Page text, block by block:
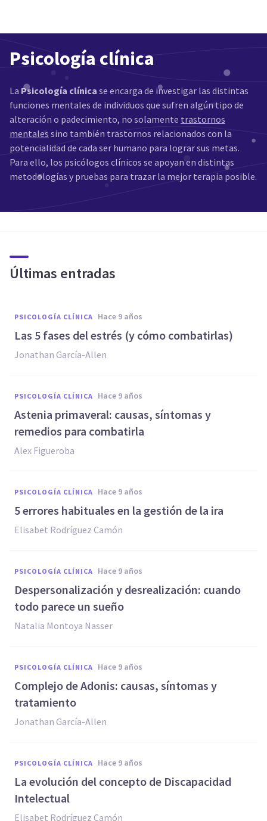
Psicología clínica
La Psicología clínica se encarga de investigar las distintas
funciones mentales de individuos que sufren algún tipo de
alteración o padecimiento, no solamente trastornos
mentales sino también trastornos relacionados con la
potencialidad de cada ser humano para lograr sus metas.
Para ello, los psicólogos clínicos se apoyan en distintas
metodologías y pruebas para trazar la mejor terapia posible.
Últimas entradas
PSICOLOGÍA CLÍNICA hace 9 años
Las 5 fases del estrés (y cómo combatirlas)
Jonathan García-Allen
PSICOLOGÍA CLÍNICA hace 9 años
Astenia primaveral: causas, síntomas y
remedios para combatirla
Alex Figueroba
PSICOLOGÍA CLÍNICA hace 9 años
5 errores habituales en la gestión de la ira
Elisabet Rodríguez Camón
PSICOLOGÍA CLÍNICA hace 9 años
Despersonalización y desrealización: cuando
todo parece un sueño
Natalia Montoya Nasser
PSICOLOGÍA CLÍNICA hace 9 años
Complejo de Adonis: causas, síntomas y
tratamiento
Jonathan García-Allen
PSICOLOGÍA CLÍNICA hace 9 años
La evolución del concepto de Discapacidad
Intelectual
Elisabet Rodríguez Camón